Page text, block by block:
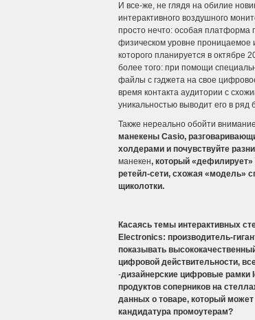
И все-же, не глядя на обилие
интерактивного воздушного
просто нечто: особая платформа
физическом уровне проницаемое
которого планируется в октябре
более того: при помощи
файлы с гэджета на свое
время контакта аудитории с
уникальностью выводит его в
Также нереально обойти
манекены Casiо,
холдерами и почувствуйте
манекен, который
ретейл-сети, схожая «модель»
щиколотки.
Касаясь темы интерактивных
Electronics: производитель-
показывать
цифровой действительности,
-дизайнерские цифровые рамки
продуктов соперников на
данных о товаре, который
кандидатура промоутерам?